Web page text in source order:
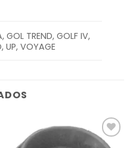
GOL TREND, GOLF IV,
UP, VOYAGE
Añadir